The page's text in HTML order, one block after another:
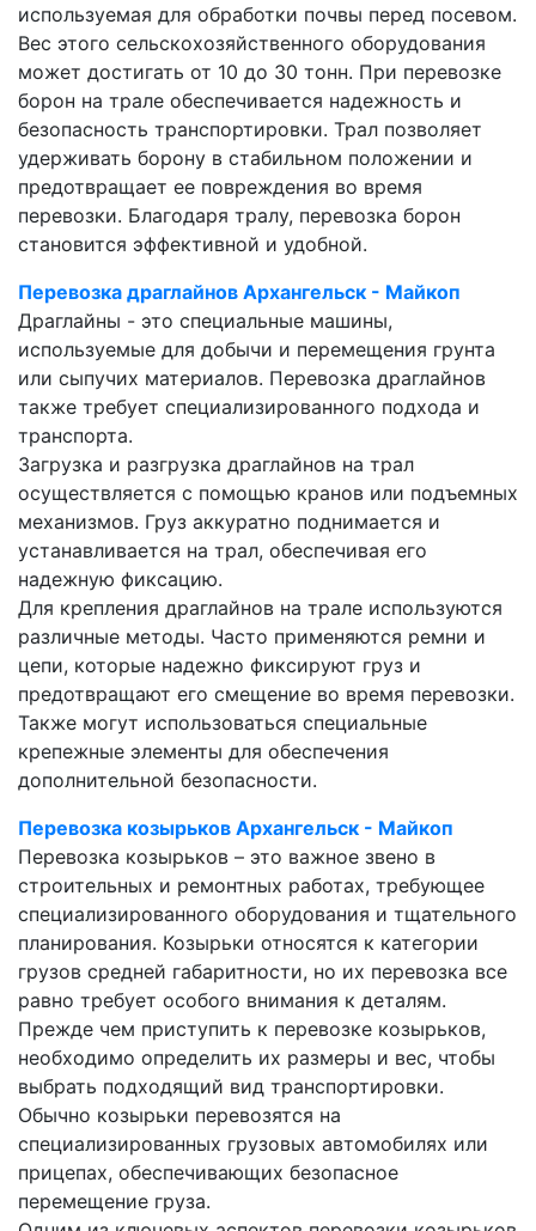
используемая для обработки почвы перед посевом.
Вес этого сельскохозяйственного оборудования
может достигать от 10 до 30 тонн. При перевозке
борон на трале обеспечивается надежность и
безопасность транспортировки. Трал позволяет
удерживать борону в стабильном положении и
предотвращает ее повреждения во время
перевозки. Благодаря тралу, перевозка борон
становится эффективной и удобной.
Перевозка драглайнов Архангельск - Майкоп
Драглайны - это специальные машины,
используемые для добычи и перемещения грунта
или сыпучих материалов. Перевозка драглайнов
также требует специализированного подхода и
транспорта.
Загрузка и разгрузка драглайнов на трал
осуществляется с помощью кранов или подъемных
механизмов. Груз аккуратно поднимается и
устанавливается на трал, обеспечивая его
надежную фиксацию.
Для крепления драглайнов на трале используются
различные методы. Часто применяются ремни и
цепи, которые надежно фиксируют груз и
предотвращают его смещение во время перевозки.
Также могут использоваться специальные
крепежные элементы для обеспечения
дополнительной безопасности.
Перевозка козырьков Архангельск - Майкоп
Перевозка козырьков – это важное звено в
строительных и ремонтных работах, требующее
специализированного оборудования и тщательного
планирования. Козырьки относятся к категории
грузов средней габаритности, но их перевозка все
равно требует особого внимания к деталям.
Прежде чем приступить к перевозке козырьков,
необходимо определить их размеры и вес, чтобы
выбрать подходящий вид транспортировки.
Обычно козырьки перевозятся на
специализированных грузовых автомобилях или
прицепах, обеспечивающих безопасное
перемещение груза.